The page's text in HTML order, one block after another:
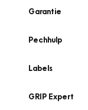
Garantie
Pechhulp
Labels
GRIP Expert